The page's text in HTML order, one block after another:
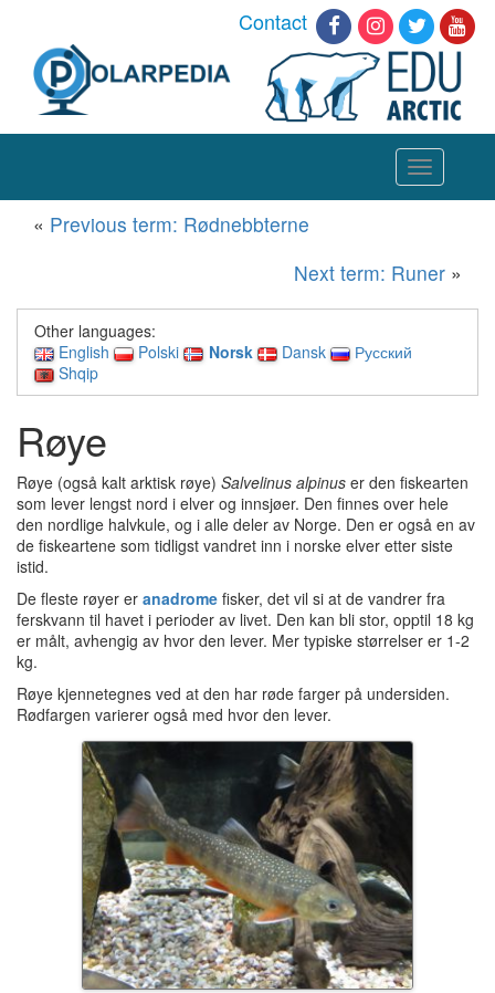
Contact
Toggle
navigation
« Previous term: Rødnebbterne
Next term: Runer »
Other languages:
English
Polski Norsk Dansk
Русский
Shqip
Røye
Røye (også kalt arktisk røye) Salvelinus alpinus er den fiskearten
som lever lengst nord i elver og innsjøer. Den finnes over hele
den nordlige halvkule, og i alle deler av Norge. Den er også en av
de fiskeartene som tidligst vandret inn i norske elver etter siste
istid.
De fleste røyer er anadrome fisker, det vil si at de vandrer fra
ferskvann til havet i perioder av livet. Den kan bli stor, opptil 18 kg
er målt, avhengig av hvor den lever. Mer typiske størrelser er 1-2
kg.
Røye kjennetegnes ved at den har røde farger på undersiden.
Rødfargen varierer også med hvor den lever.